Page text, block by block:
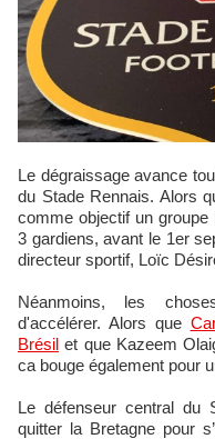
Le dégraissage avance tout doucement mais surement du côté
du Stade Rennais. Alors
comme objectif un
3 gardiens, avant le 1er
directeur sportif, Loïc
Néanmoins, les
d'accélérer. Alors que
Brésil et que Kazeem
ca bouge également pour
Le défenseur central du
quitter la Bretagne pour